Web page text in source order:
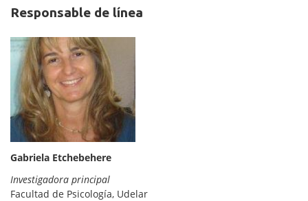
Responsable de línea
Gabriela Etchebehere
Investigadora principal
Facultad de Psicología, Udelar